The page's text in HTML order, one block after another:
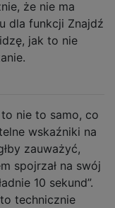
że nie ma
dla funkcji Znajdź
jak to nie
nie to samo, co
wskaźniki na
zauważyć,
spojrzał na swój
10 sekund”.
technicznie